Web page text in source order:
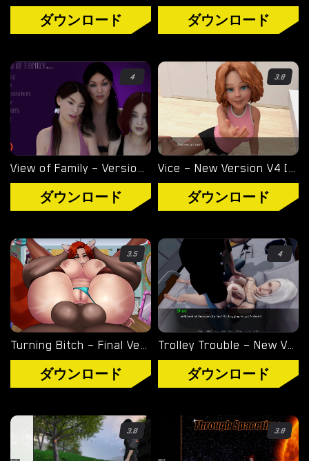
OVERWATCH WEEKEND FUCK
OVERWATCH SCHOOL DAYS
RESIDENT EVIL NET ADVENTURE
ベストチョイス
ゲイポルノゲーム
ポ
ノ
ー
ム
を
ダ
ン
ロ
ダウンロード
ダウンロード ダウンロード
4
View of Family – Version 0.1.4 [Marvel]
ダウンロード
3.8
Vice – New Version V4 [Storyteller97]
ダウンロード
3.5
Turning Bitch – Final Version (Full Game) [NowaJoestar]
ダウンロード
4
Trolley Trouble – New Version 0.19.0 [NTRaction]
ダウンロード
3.8 3.8